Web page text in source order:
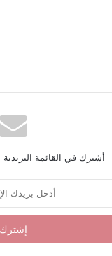
أشترك في القائمة